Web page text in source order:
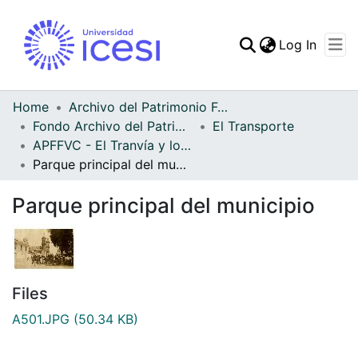
Statistics
Log In
Home
Archivo del Patrimonio Fotográfico y Fílmico del Valle del Cauca
Fondo Archivo del Patrimonio Fotográfico y Fílmico del Valle del Cauca
El Transporte
APFFVC - El Tranvía y los Coches - Patrimonial
Parque principal del municipio
Parque principal del municipio
Files
A501.JPG (50.34 KB)